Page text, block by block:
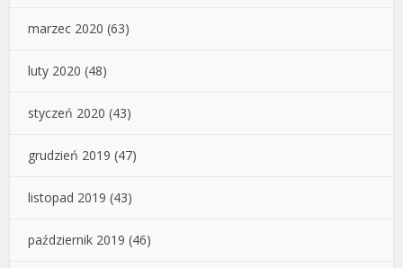
marzec 2020 (63)
luty 2020 (48)
styczeń 2020 (43)
grudzień 2019 (47)
listopad 2019 (43)
październik 2019 (46)